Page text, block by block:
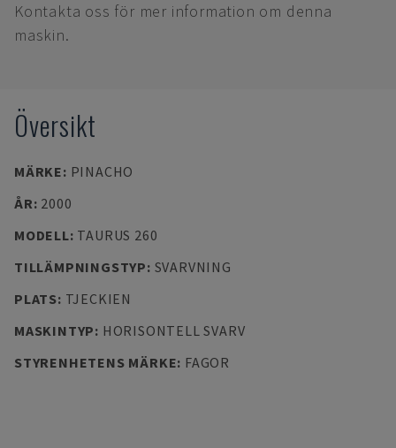
Kontakta oss för mer information om denna
maskin.
Översikt
MÄRKE: PINACHO
ÅR: 2000
MODELL: TAURUS 260
TILLÄMPNINGSTYP: SVARVNING
PLATS: TJECKIEN
MASKINTYP: HORISONTELL SVARV
STYRENHETENS MÄRKE: FAGOR